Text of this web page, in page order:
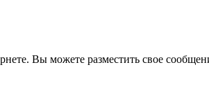
Вы можете разместить свое